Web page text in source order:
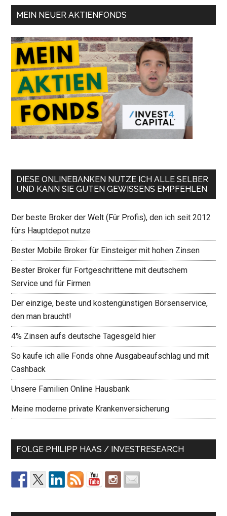
MEIN NEUER AKTIENFONDS
DIESE ONLINEBANKEN NUTZE ICH ALLE SELBER
UND KANN SIE GUTEN GEWISSENS EMPFEHLEN
Der beste Broker der Welt (Für Profis), den ich seit 2012
fürs Hauptdepot nutze
Bester Mobile Broker für Einsteiger mit hohen Zinsen
Bester Broker für Fortgeschrittene mit deutschem
Service und für Firmen
Der einzige, beste und kostengünstigen Börsenservice,
den man braucht!
4% Zinsen aufs deutsche Tagesgeld hier
So kaufe ich alle Fonds ohne Ausgabeaufschlag und mit
Cashback
Unsere Familien Online Hausbank
Meine moderne private Krankenversicherung
FOLGE PHILIPP HAAS / INVESTRESEARCH